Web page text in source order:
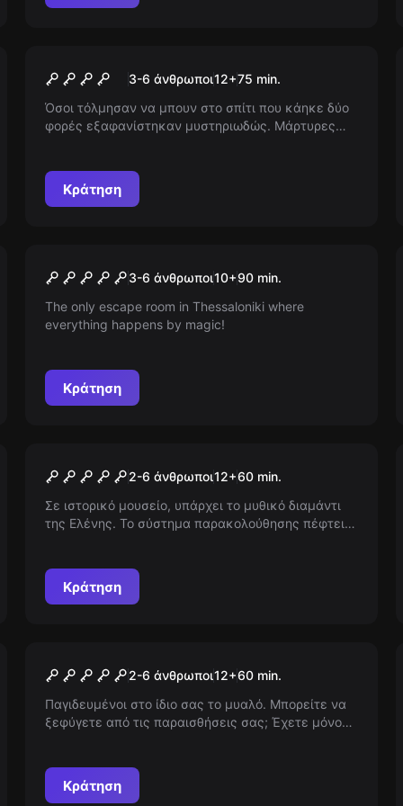
Νέος
Σπίτι Νο 133-6 άνθρωποι12+75 min.
Όσοι τόλμησαν να μπουν στο σπίτι που κάηκε δύο
φορές εξαφανίστηκαν μυστηριωδώς. Μάρτυρες
βρεις τον φίλο σου ή κάτι εντελώς διαφορετικό;
Κράτηση
Νέος
The GREAT Wizard Escape
Room
3-6 άνθρωποι10+90 min.
The only escape room in Thessaloniki where
everything happens by magic!
Κράτηση
The Museum
2-6 άνθρωποι12+60 min.
Σε ιστορικό μουσείο, υπάρχει το μυθικό διαμάντι
της Ελένης. Το σύστημα παρακολούθησης πέφτει
Κράτηση
Illusions2-6 άνθρωποι12+60 min.
Παγιδευμένοι στο ίδιο σας το μυαλό. Μπορείτε να
ξεφύγετε από τις παραισθήσεις σας; Έχετε μόνο
Κράτηση